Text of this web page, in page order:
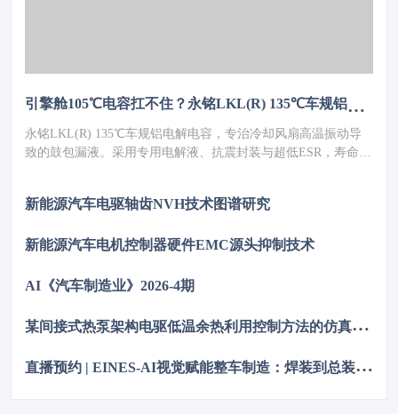
引擎舱105℃电容扛不住？永铭LKL(R) 135℃车规铝电解电容，破解冷却风扇高温振动失效难题
永铭LKL(R) 135℃车规铝电解电容，专治冷却风扇高温振动导
致的鼓包漏液。采用专用电解液、抗震封装与超低ESR，寿命超
近零，全生命周期成本优势显著，助力国产化替代。
新能源汽车电驱轴齿NVH技术图谱研究
新能源汽车电机控制器硬件EMC源头抑制技术
AI《汽车制造业》2026-4期
某
间接式热泵架构电驱低温余热利用控制方法的仿真优化研究
直
播预约 | EINES-AI视觉赋能整车制造：焊装到总装的质量控制